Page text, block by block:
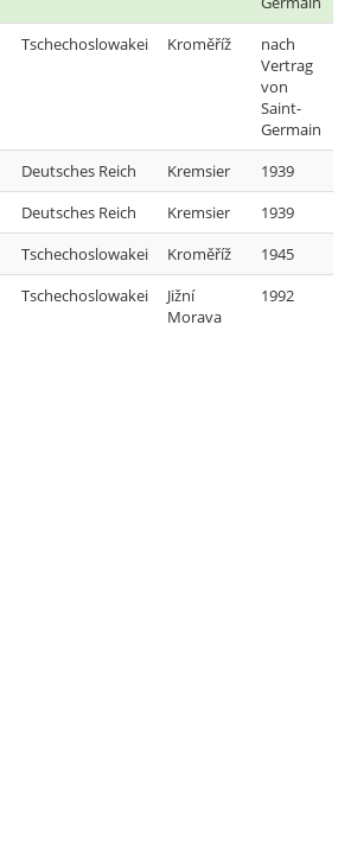
Tschechoslowakei Kroměříž
nach
Vertrag
von
Saint-
Germain
Deutsches Reich Kremsier
1939
Deutsches Reich Kremsier
1939
Tschechoslowakei Kroměříž
1945
Tschechoslowakei
Jižní
Morava
1992